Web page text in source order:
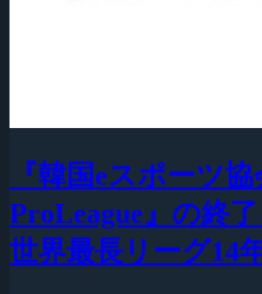
『韓国eスポーツ
ProLeague』の終
世界最長リーグ14